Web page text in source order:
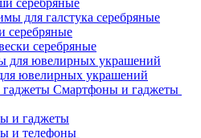
серебряные
для галстука серебряные
серебряные
серебряные
ювелирных украшений
Смартфоны и гаджеты
и гаджеты
и телефоны